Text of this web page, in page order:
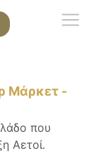
Μάρκετ -
που
Αετοί.